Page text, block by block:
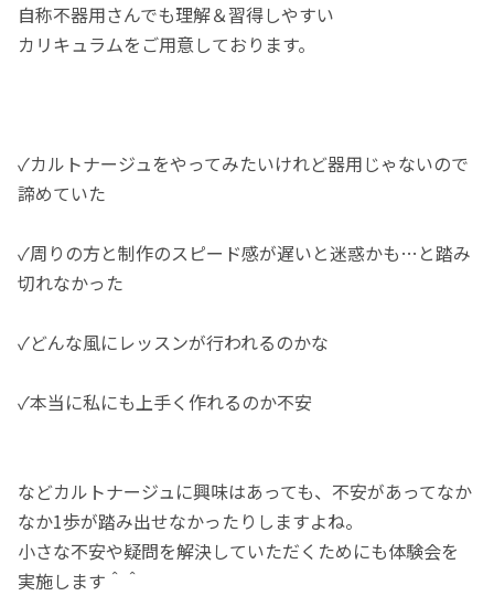
自称不器用さんでも理解＆習得しやすい
カリキュラムをご用意しております。
✓カルトナージュをやってみたいけれど器用じゃないので
諦めていた
✓周りの方と制作のスピード感が遅いと迷惑かも…と踏み
切れなかった
✓どんな風にレッスンが行われるのかな
✓本当に私にも上手く作れるのか不安
などカルトナージュに興味はあっても、不安があってなか
なか1歩が踏み出せなかったりしますよね。
小さな不安や疑問を解決していただくためにも体験会を
実施します＾＾